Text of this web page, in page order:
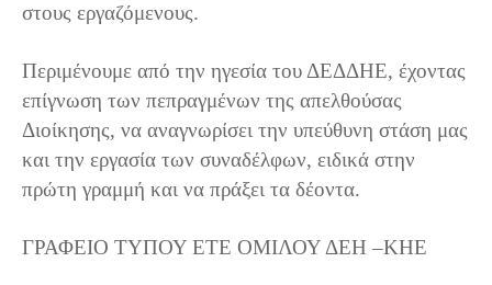
στους εργαζόμενους.
Περιμένουμε από την ηγεσία του ΔΕΔΔΗΕ, έχοντας
επίγνωση των πεπραγμένων της απελθούσας
Διοίκησης, να αναγνωρίσει την υπεύθυνη στάση μας
και την εργασία των συναδέλφων, ειδικά στην
πρώτη γραμμή και να πράξει τα δέοντα.
ΓΡΑΦΕΙΟ ΤΥΠΟΥ ΕΤΕ ΟΜΙΛΟΥ ΔΕΗ –ΚΗΕ